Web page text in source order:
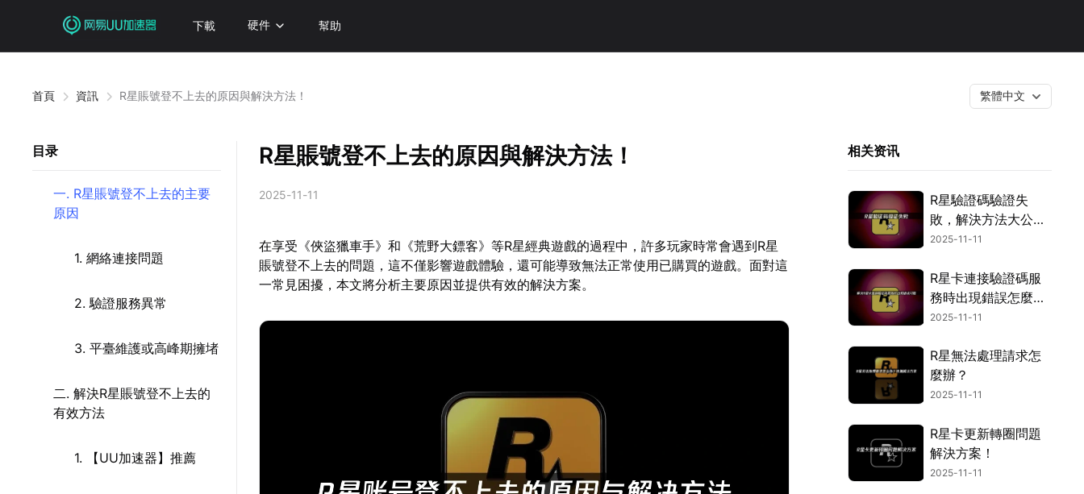
下載 硬件 幫助
首頁 資訊 R星賬號登不上去的原因與解決方法！ 繁體中文
目录
一. R星賬號登不上去的主要
原因
1. 網絡連接問題
2. 驗證服務異常
3. 平臺維護或高峰期擁堵
二. 解決R星賬號登不上去的
有效方法
1. 【UU加速器】推薦
R星賬號登不上去的原因與解決方法！
2025-11-11
在享受《俠盜獵車手》和《荒野大鏢客》等R星經典遊戲的過程中，許多玩家時常會遇到R星
賬號登不上去的問題，這不僅影響遊戲體驗，還可能導致無法正常使用已購買的遊戲。面對這
一常見困擾，本文將分析主要原因並提供有效的解決方案。
相关资讯
R星驗證碼驗證失
敗，解決方法大公
開！
2025-11-11
R星卡連接驗證碼服
務時出現錯誤怎麼解
決？
2025-11-11
R星無法處理請求怎
麼辦？
2025-11-11
R星卡更新轉圈問題
解決方案！
2025-11-11